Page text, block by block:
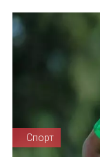
Спорт